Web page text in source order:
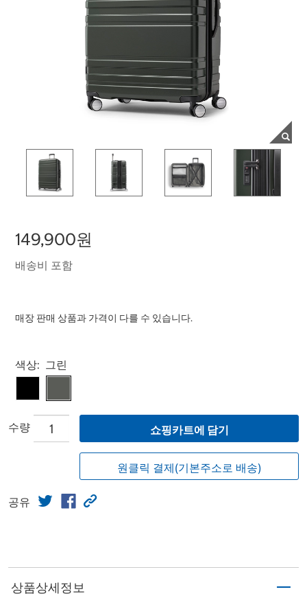
149,900원
배송비 포함
매장 판매 상품과 가격이 다를 수 있습니다.
Select product
색상: 그린
수량 쇼핑카트에 담기
원클릭 결제(기본주소로 배송)
공유
상품상세정보